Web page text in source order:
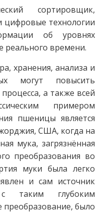
сортировщик,
технологии
об уровнях
реального времени.
хранения, анализа и
могут повысить
а также всей
примером
пшеницы является
США, когда на
мука, загрязнённая
преобразования во
муки была легко
и сам источник
таким глубоким
было